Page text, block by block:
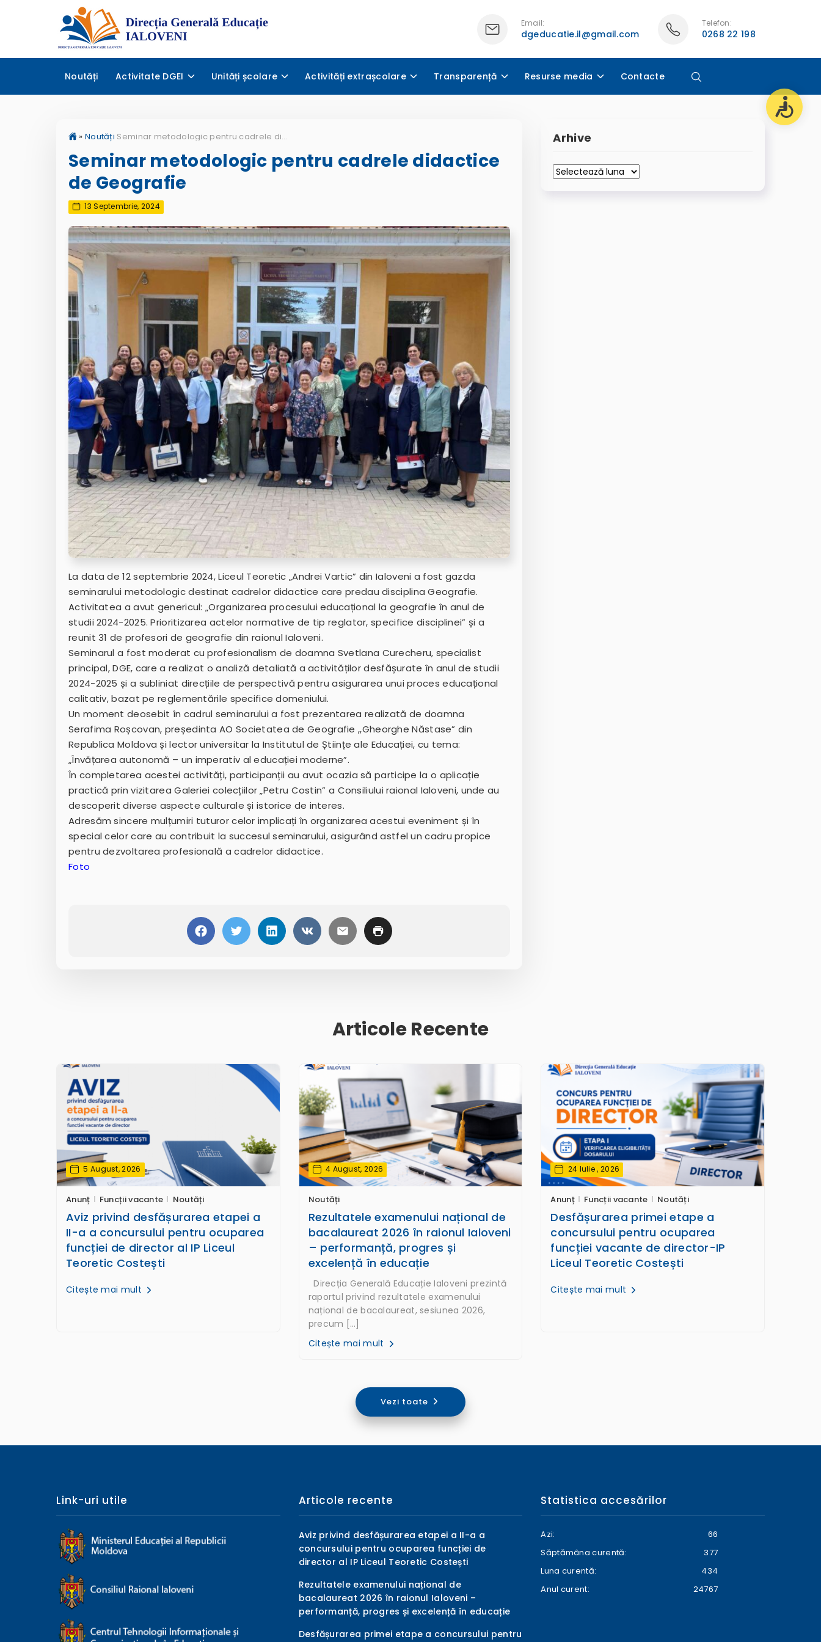
Email:
dgeducatie.il@gmail.com
Telefon:
0268 22 198
Noutăți Activitate DGEI Unități școlare Activități extrașcolare Transparență Resurse media Contacte
» Noutăți Seminar metodologic pentru cadrele didactice de Geografie
Seminar metodologic pentru cadrele didactice
de Geografie
13 Septembrie, 2024
La data de 12 septembrie 2024, Liceul Teoretic „Andrei Vartic” din Ialoveni a fost gazda
seminarului metodologic destinat cadrelor didactice care predau disciplina Geografie.
Activitatea a avut genericul: „Organizarea procesului educațional la geografie în anul de
studii 2024-2025. Prioritizarea actelor normative de tip reglator, specifice disciplinei” și a
reunit 31 de profesori de geografie din raionul Ialoveni.
Seminarul a fost moderat cu profesionalism de doamna Svetlana Curecheru, specialist
principal, DGE, care a realizat o analiză detaliată a activităților desfășurate în anul de studii
2024-2025 și a subliniat direcțiile de perspectivă pentru asigurarea unui proces educațional
calitativ, bazat pe reglementările specifice domeniului.
Un moment deosebit în cadrul seminarului a fost prezentarea realizată de doamna
Serafima Roșcovan, președinta AO Societatea de Geografie ,,Gheorghe Năstase” din
Republica Moldova și lector universitar la Institutul de Științe ale Educației, cu tema:
„Învățarea autonomă – un imperativ al educației moderne”.
În completarea acestei activități, participanții au avut ocazia să participe la o aplicație
practică prin vizitarea Galeriei colecțiilor „Petru Costin” a Consiliului raional Ialoveni, unde au
descoperit diverse aspecte culturale și istorice de interes.
Adresăm sincere mulțumiri tuturor celor implicați în organizarea acestui eveniment și în
special celor care au contribuit la succesul seminarului, asigurând astfel un cadru propice
pentru dezvoltarea profesională a cadrelor didactice.
Foto
Arhive
Arhive
Articole Recente
5 August, 2026
Anunț Funcții vacante Noutăți
Aviz privind desfășurarea etapei a
II-a a concursului pentru ocuparea
funcției de director al IP Liceul
Teoretic Costești
Citește mai mult
4 August, 2026
Noutăți
Rezultatele examenului național de
bacalaureat 2026 în raionul Ialoveni
– performanță, progres și
excelență în educație
Direcția Generală Educație Ialoveni prezintă
raportul privind rezultatele examenului
național de bacalaureat, sesiunea 2026,
precum […]
Citește mai mult
24 Iulie , 2026
Anunț Funcții vacante Noutăți
Desfășurarea primei etape a
concursului pentru ocuparea
funcției vacante de director-IP
Liceul Teoretic Costești
Citește mai mult
Vezi toate
Link-uri utile Articole recente
Aviz privind desfășurarea etapei a II-a a
concursului pentru ocuparea funcției de
director al IP Liceul Teoretic Costești
Rezultatele examenului național de
bacalaureat 2026 în raionul Ialoveni –
performanță, progres și excelență în educație
Desfășurarea primei etape a concursului pentru
Statistica accesărilor
Azi:
66
Săptămâna curentă:
377
Luna curentă:
434
Anul curent:
24767